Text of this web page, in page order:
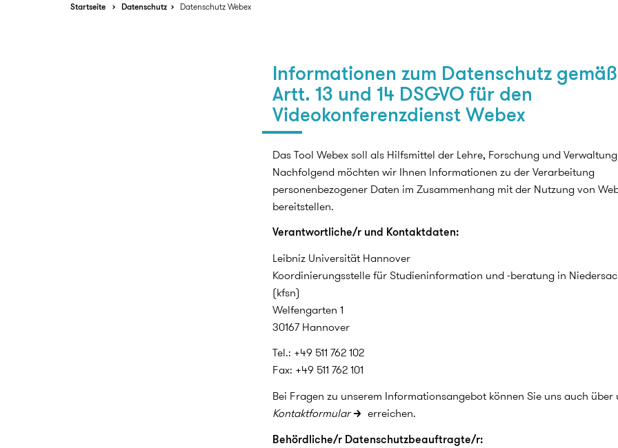
Startseite Datenschutz Datenschutz Webex
Informationen zum Datenschutz gemäß
Artt. 13 und 14 DSGVO für den
Videokonferenzdienst Webex
Das Tool Webex soll als Hilfsmittel der Lehre, Forschung und
Nachfolgend möchten wir Ihnen Informationen zu der Verarbeitung
personenbezogener Daten im Zusammenhang mit der Nutzung von
bereitstellen.
Verantwortliche/r und Kontaktdaten:
Leibniz Universität Hannover
Koordinierungsstelle für Studieninformation und -beratung in
(kfsn)
Welfengarten 1
30167 Hannover
Tel.: +49 511 762 102
Fax: +49 511 762 101
Bei Fragen zu unserem Informationsangebot können Sie uns auch über
Kontaktformular
erreichen.
Behördliche/r Datenschutzbeauftragte/r: